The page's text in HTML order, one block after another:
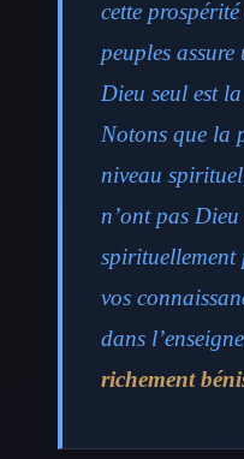
cette
peuples
Dieu seul est
Notons que la
niveau
n’ont pas
spirituellement
vos
dans
richement